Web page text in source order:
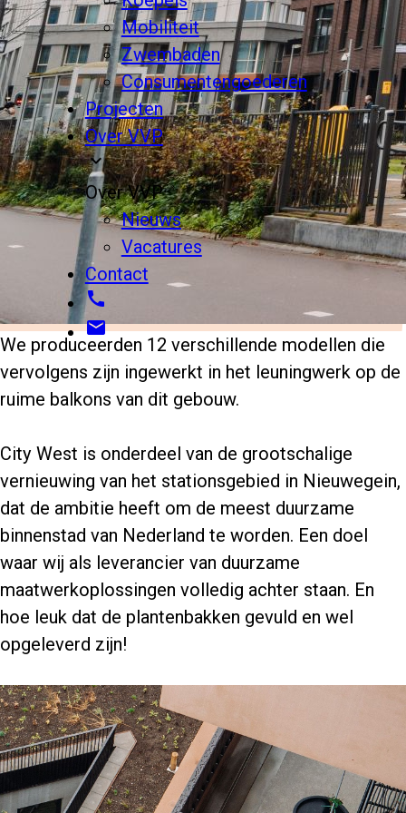
Mobiliteit
Zwembaden
Consumentengoederen
Projecten
Over VVP
expand_more
Over VVP
Nieuws
Vacatures
Contact
call
email
south
We produceerden 12 verschillende modellen die
vervolgens zijn ingewerkt in het leuningwerk op de
ruime balkons van dit gebouw.
City West is onderdeel van de grootschalige
vernieuwing van het stationsgebied in Nieuwegein,
dat de ambitie heeft om de meest duurzame
binnenstad van Nederland te worden. Een doel
waar wij als leverancier van duurzame
maatwerkoplossingen volledig achter staan. En
hoe leuk dat de plantenbakken gevuld en wel
opgeleverd zijn!